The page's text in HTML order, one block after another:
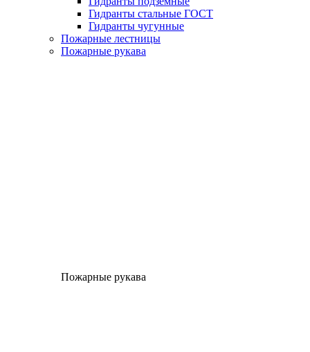
Гидранты стальные ГОСТ
Гидранты чугунные
Пожарные лестницы
Пожарные рукава
Пожарные рукава